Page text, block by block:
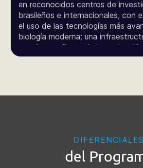
en reconocidos centros de
brasileños e internacionales, con
el uso de las tecnologías más
biología moderna; una
para la enseñanza, la
emprendimiento en estas áreas;
En este sentido, la UCB y la
DIFERENCIALES
del